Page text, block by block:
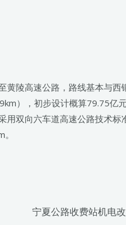
黄陵高速公路，路线基本与西
），初步设计概算79.75亿
双向六车道高速公路技术标
宁夏公路收费站机电